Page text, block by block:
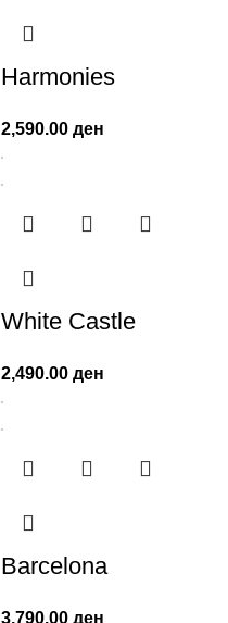
Harmonies
2,590.00 ден
White Castle
2,490.00 ден
Barcelona
3,790.00 ден